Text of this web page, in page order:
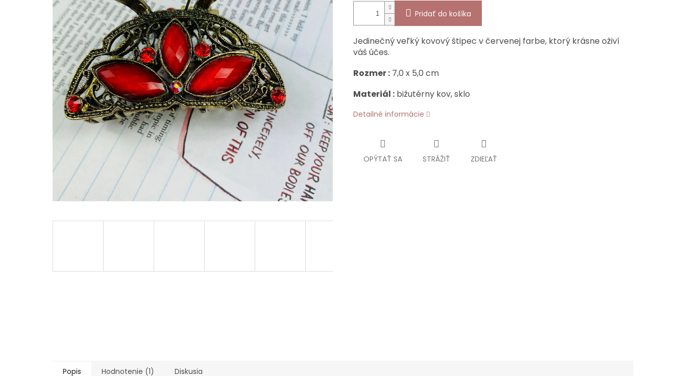
Pridať do košíka
Jedinečný veľký kovový štipec v červenej farbe, ktorý krásne oživí
váš účes.
Rozmer : 7,0 x 5,0 cm
Materiál : bižutérny kov, sklo
Detailné informácie
OPÝTAŤ SA STRÁŽIŤ ZDIEĽAŤ
Popis Hodnotenie (1) Diskusia